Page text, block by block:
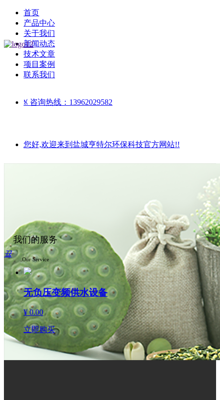
首页
产品中心
关于我们
新闻动态
技术文章
项目案例
联系我们
ꁱ 咨询热线：13962029582
您好,欢迎来到盐城亨特尔环保科技官方网站!!
我们的服务
Our Service
끀
无负压变频供水设备
¥ 0.00
立即购买